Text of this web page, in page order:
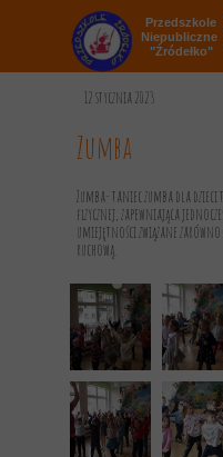
Przedszkole
Niepubliczne
"Źródełko"
12 stycznia 2023
Zumba
Zumba- taniec zumba dla
fizycznej, zapewniająca
umiejętności związane
ruchową.